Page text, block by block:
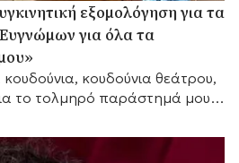
εξομολόγηση για τα
για όλα τα
κουδούνια θεάτρου,
το τολμηρό παράστημά μου»,